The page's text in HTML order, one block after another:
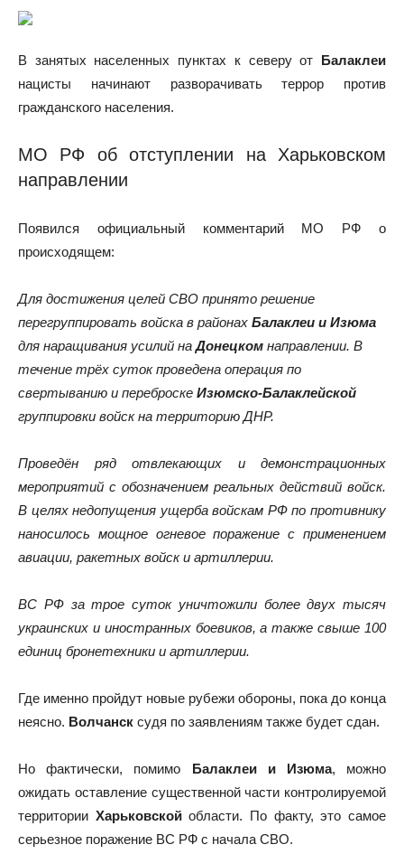
В занятых населенных пунктах к северу от Балаклеи
нацисты начинают разворачивать террор против
гражданского населения.
МО РФ об отступлении на Харьковском
направлении
Появился официальный комментарий МО РФ о
происходящем:
Для достижения целей СВО принято решение
перегруппировать войска в районах Балаклеи и Изюма
для наращивания усилий наДонецком направлении. В
течение трёх суток проведена операция по
свертыванию и переброске Изюмско-Балаклейской
группировки войск на территорию ДНР.
Проведён ряд отвлекающих и демонстрационных
мероприятий с обозначением реальных действий войск.
В целях недопущения ущерба войскам РФ по противнику
наносилось мощное огневое поражение с применением
авиации, ракетных войск и артиллерии.
ВС РФ за трое суток уничтожили более двух тысяч
украинских и иностранных боевиков, а также свыше 100
единиц бронетехники и артиллерии.
Где именно пройдут новые рубежи обороны, пока до конца
неясно. Волчанск судя по заявлениям также будет сдан.
Но фактически, помимо Балаклеи и Изюма, можно
ожидать оставление существенной части контролируемой
территории Харьковскойобласти. По факту, это самое
серьезное поражение ВС РФ с начала СВО.